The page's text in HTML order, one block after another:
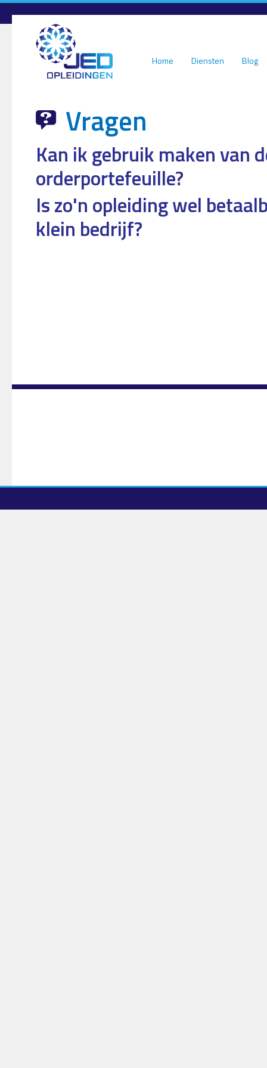
Overslaan en naar de inhoud gaan
Home Diensten Blog
Vragen
Kan ik gebruik maken van
orderportefeuille?
Is zo'n opleiding wel
klein bedrijf?